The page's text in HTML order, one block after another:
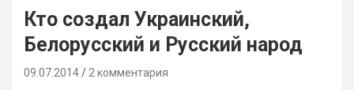
Кто создал Украинский,
Белорусский и Русский народ
09.07.2014 2 комментария